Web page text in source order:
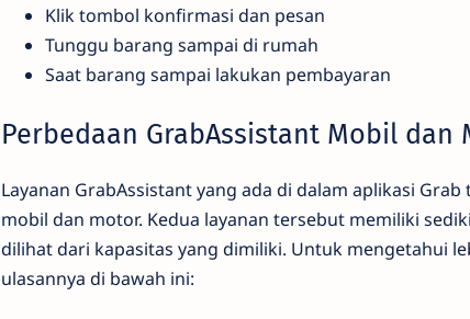
Klik tombol konfirmasi dan pesan
Tunggu barang sampai di rumah
Saat barang sampai lakukan pembayaran
Perbedaan GrabAssistant Mobil dan
Layanan GrabAssistant yang ada di dalam aplikasi
mobil dan motor. Kedua layanan tersebut memiliki
dilihat dari kapasitas yang dimiliki. Untuk mengetahui
ulasannya di bawah ini: